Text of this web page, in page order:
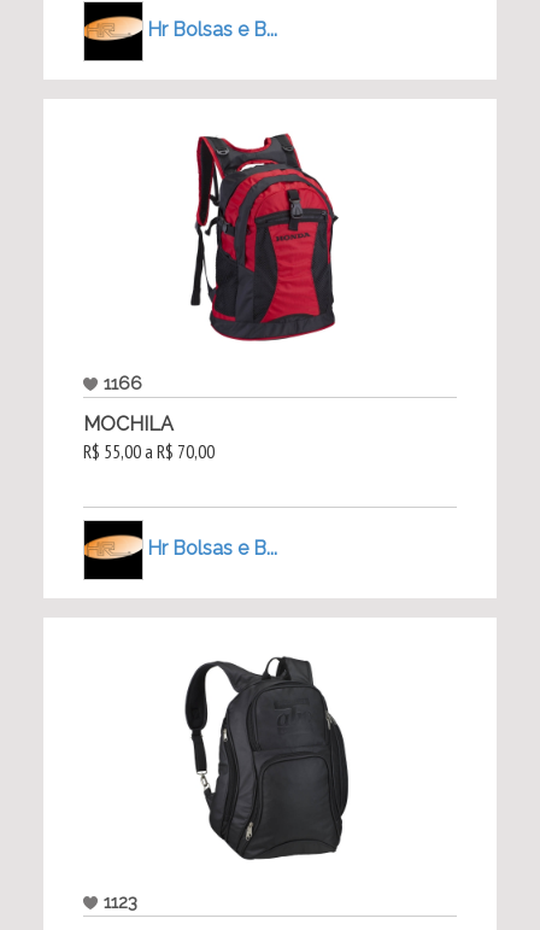
Hr Bolsas e B...
1166
MOCHILA
R$ 55,00 a R$ 70,00
Hr Bolsas e B...
1123